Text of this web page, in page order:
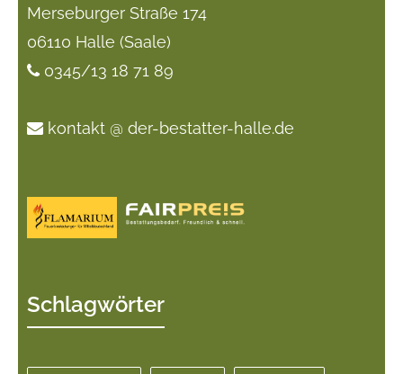
Merseburger Straße 174
06110 Halle (Saale)
0345/13 18 71 89
kontakt @ der-bestatter-halle.de
Schlagwörter